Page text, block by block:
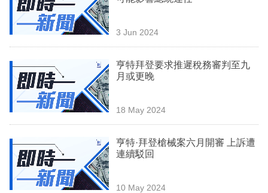
場
生
時
事
訂
閱
3 Jun 2024
亨特拜登要求推遲稅務審判至九
月或更晚
18 May 2024
亨特·拜登槍械案六月開審 上訴遭
連續駁回
10 May 2024